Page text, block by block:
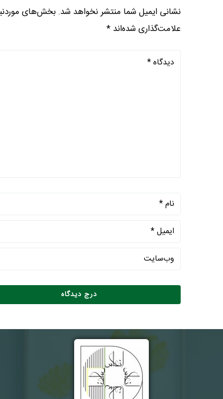
نشانی ایمیل شما منتشر نخواهد شد. بخش‌های
علامت‌گذاری شده‌اند *